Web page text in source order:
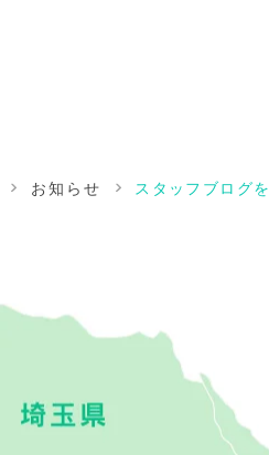
お知らせ スタッフブログ